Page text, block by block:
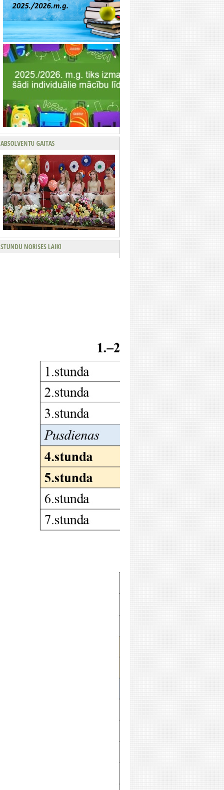
ABSOLVENTU GAITAS
STUNDU NORISES LAIKI